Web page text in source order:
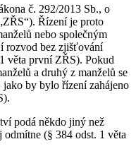
č. 292/2013 Sb., o
Řízení je proto
nebo společným
rozvod bez zjišťování
věta první ZŘS). Pokud
a druhý z manželů se
by bylo řízení zahájeno
podá někdo jiný než
odmítne (§ 384 odst. 1 věta